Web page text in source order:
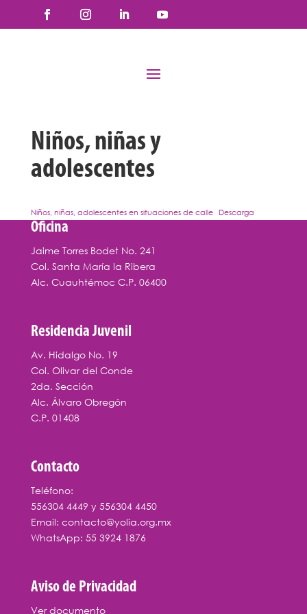
Niños, niñas y
adolescentes
Niños, niñas, adolescentes en situaciones de calle Descarga
Oficina
Jaime Torres Bodet No. 241
Col. Santa María la Ribera
Alc. Cuauhtémoc C.P. 06400
Residencia Juvenil
Av. Hidalgo No. 19
Col. Olivar del Conde
2da. Sección
Alc. Álvaro Obregón
C.P. 01408
Contacto
Teléfono:
556304 4449 y 556304 4450
Email: contacto@yolia.org.mx
WhatsApp: 55 3924 1876
Aviso de Privacidad
Ver documento